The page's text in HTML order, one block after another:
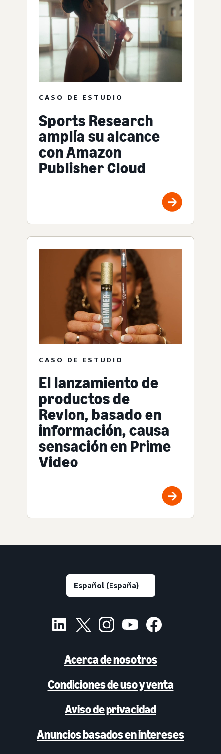
CASO DE ESTUDIO
Sports Research
amplía su alcance
con Amazon
Publisher Cloud
CASO DE ESTUDIO
El lanzamiento de
productos de
Revlon, basado en
información, causa
sensación en Prime
Video
Acerca de nosotros
Condiciones de uso y venta
Aviso de privacidad
Anuncios basados en intereses